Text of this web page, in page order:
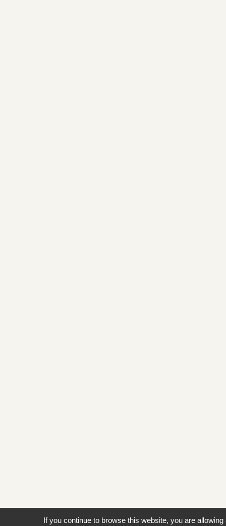
If you continue to browse this website, you are